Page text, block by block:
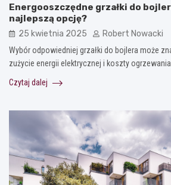
Energooszczędne grzałki do
najlepszą opcję?
25 kwietnia 2025 Robert Nowacki
Wybór odpowiedniej grzałki do bojlera może
zużycie energii elektrycznej i koszty ogrzewania
Czytaj dalej